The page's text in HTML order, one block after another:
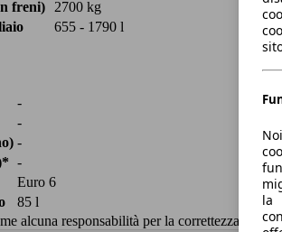
freni)
2700 kg
655 - 1790 l
-
-
-
-
Euro 6
85 l
alcuna responsabilità per la correttezza dei
la